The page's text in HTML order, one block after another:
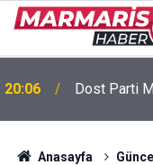
16:51
açıklandı
Anasayfa Güncel